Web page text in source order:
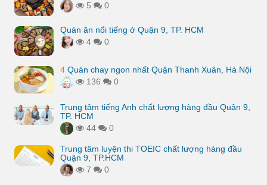
5
0
Quán ăn nổi tiếng ở Quận 9, TP. HCM
4
0
4 Quán chay ngon nhất Quận Thanh Xuân, Hà Nội
136
0
Trung tâm tiếng Anh chất lượng hàng đầu Quận 9,
TP. HCM
44
0
Trung tâm luyện thi TOEIC chất lượng hàng đầu
Quận 9, TP.HCM
7
0